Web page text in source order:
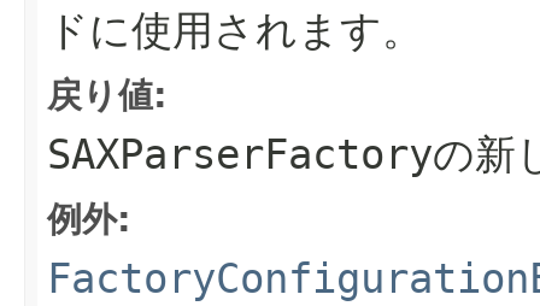
ドに使用されます。
戻り値:
SAXParserFactoryの新
例外: